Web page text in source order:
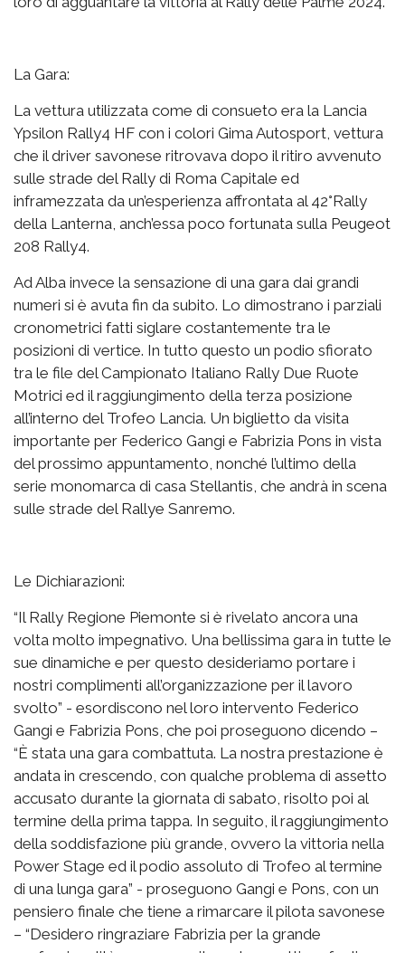
La Gara:
La vettura utilizzata come di consueto era la Lancia
Ypsilon Rally4 HF con i colori Gima Autosport, vettura
che il driver savonese ritrovava dopo il ritiro avvenuto
sulle strade del Rally di Roma Capitale ed
inframezzata da un’esperienza affrontata al 42°Rally
della Lanterna, anch’essa poco fortunata sulla Peugeot
208 Rally4.
Ad Alba invece la sensazione di una gara dai grandi
numeri si è avuta fin da subito. Lo dimostrano i parziali
cronometrici fatti siglare costantemente tra le
posizioni di vertice. In tutto questo un podio sfiorato
tra le file del Campionato Italiano Rally Due Ruote
Motrici ed il raggiungimento della terza posizione
all’interno del Trofeo Lancia. Un biglietto da visita
importante per Federico Gangi e Fabrizia Pons in vista
del prossimo appuntamento, nonché l’ultimo della
serie monomarca di casa Stellantis, che andrà in scena
sulle strade del Rallye Sanremo.
Le Dichiarazioni:
“Il Rally Regione Piemonte si è rivelato ancora una
volta molto impegnativo. Una bellissima gara in tutte le
sue dinamiche e per questo desideriamo portare i
nostri complimenti all’organizzazione per il lavoro
svolto” - esordiscono nel loro intervento Federico
Gangi e Fabrizia Pons, che poi proseguono dicendo –
“È stata una gara combattuta. La nostra prestazione è
andata in crescendo, con qualche problema di assetto
accusato durante la giornata di sabato, risolto poi al
termine della prima tappa. In seguito, il raggiungimento
della soddisfazione più grande, ovvero la vittoria nella
Power Stage ed il podio assoluto di Trofeo al termine
di una lunga gara” - proseguono Gangi e Pons, con un
pensiero finale che tiene a rimarcare il pilota savonese
– “Desidero ringraziare Fabrizia per la grande